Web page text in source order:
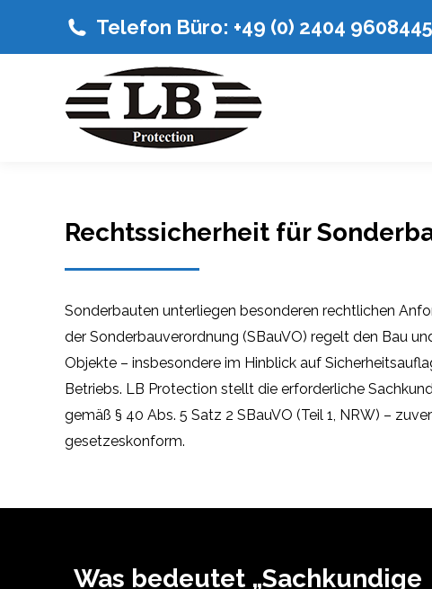
Telefon Büro: +49 (0) 2404 9608445
Rechtssicherheit für
Sonderbauten unterliegen besonderen rechtlichen
der Sonderbauverordnung (SBauVO) regelt den Bau
Objekte – insbesondere im Hinblick auf
Betriebs. LB Protection stellt die erforderliche
gemäß § 40 Abs. 5 Satz 2 SBauVO (Teil 1, NRW) –
gesetzeskonform.
Was bedeutet „Sachkundige